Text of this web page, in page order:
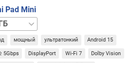
Pad Mini
мощный ультратонкий Android 15
5Gbps DisplayPort Wi-Fi 7 Dolby Vision